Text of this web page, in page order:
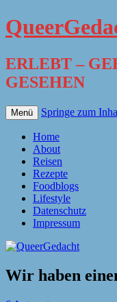
ERLEBT –
GESEHEN
Menü Springe zum
Home
About
Reisen
Rezepte
Foodblogs
Lifestyle
Datenschutz
Impressum
Wir haben